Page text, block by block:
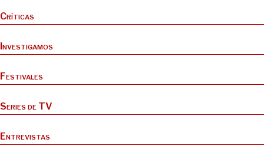
Críticas
Investigamos
Festivales
Series de TV
Entrevistas